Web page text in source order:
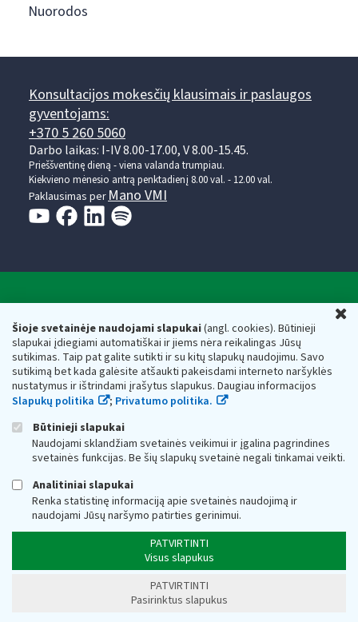
Šioje svetainėje naudojami slapukai(angl. cookies). Būtinieji
slapukai įdiegiami automatiškai ir jiems nėra reikalingas Jūsų
sutikimas. Taip pat galite sutikti ir su kitų slapukų naudojimu. Savo
sutikimą bet kada galėsite atšaukti pakeisdami interneto naršyklės
nustatymus ir ištrindami įrašytus slapukus. Daugiau informacijos
Slapukų politika
; Privatumo politika.
Būtinieji slapukai
Naudojami sklandžiam svetainės veikimui ir įgalina pagrindines
svetainės funkcijas. Be šių slapukų svetainė negali tinkamai veikti.
Analitiniai slapukai
Renka statistinę informaciją apie svetainės naudojimą ir
naudojami Jūsų naršymo patirties gerinimui.
PATVIRTINTI
Visus slapukus
PATVIRTINTI
Pasirinktus slapukus
Nuorodos
Konsultacijos mokesčių klausimais ir paslaugos
gyventojams:
+370 5 260 5060
Darbo laikas: I-IV 8.00-17.00, V 8.00-15.45.
Prieššventinę dieną - viena valanda trumpiau.
Kiekvieno mėnesio antrą penktadienį 8.00 val. - 12.00 val.
Paklausimas per Mano VMI
Respublikos finansų ministerijos
Biudžetinė įstaiga. Juridinio asmens kodas — 188659752,
adresas: Vasario 16-osios g. 14, 01107 Vilnius, Lietuva, el.paštas:
vmi@vmi.lt, E. pristatymo dėžutės adresas 188659752
Duomenys apie Valstybinę mokesčių inspekciją prie Lietuvos
Respublikos finansų ministerijos kaupiami ir saugomi Juridinių